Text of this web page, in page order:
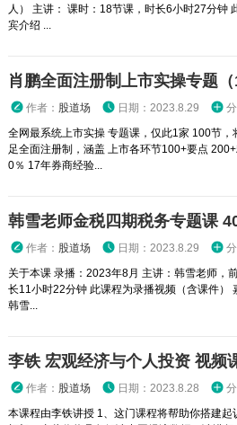
人） 主讲： 课时：18节课，时长6小时27分钟
宾介绍 ...
肖鹏全面注册制上市实操专题（
作者： 股道场 日期：2023.8.29
全网最系统上市实操 专题课，仅此1家 100节，
足全面注册制，涵盖 上市各环节100+要点
0％ 17年券商经验...
作者： 股道场 日期：2023.8.29
关于本课 录播：2023年8月 主讲：韩雪老师，
长11小时22分钟 此课程为录播视频（含课件）
韩雪...
李铁 宏观经济与个人投资 视频
作者： 股道场 日期：2023.8.28
本课程由李铁讲授 1、这门课程将帮助你搭建